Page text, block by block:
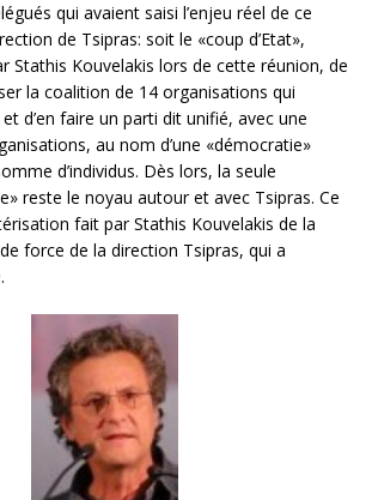
qui avaient saisi l’enjeu réel de ce
de Tsipras: soit le «coup d’Etat»,
Stathis Kouvelakis lors de cette réunion, de
la coalition de 14 organisations qui
d’en faire un parti dit unifié, avec une
au nom d’une «démocratie»
d’individus. Dès lors, la seule
reste le noyau autour et avec Tsipras. Ce
fait par Stathis Kouvelakis de la
force de la direction Tsipras, qui a